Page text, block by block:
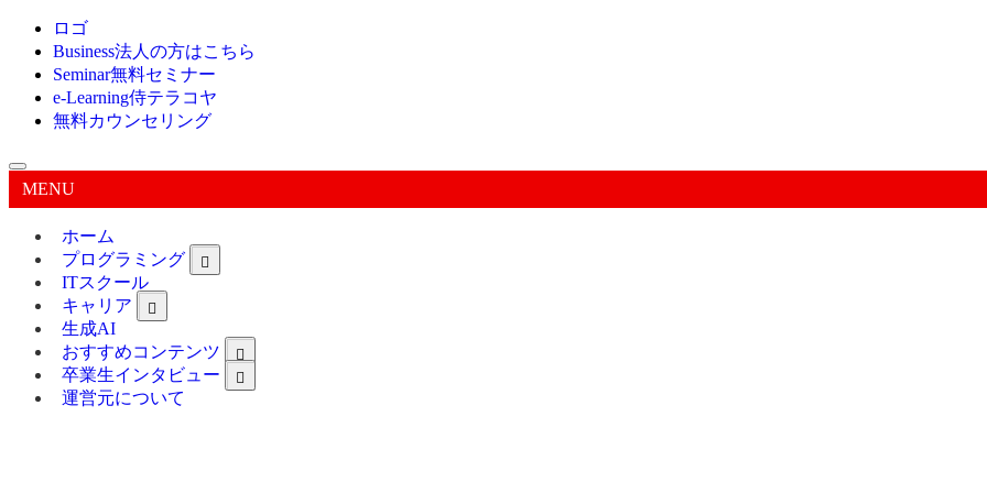
ロゴ
Business法人の方はこちら
Seminar無料セミナー
e-Learning侍テラコヤ
無料カウンセリング
MENU
ホーム
プログラミング
ITスクール
キャリア
生成AI
おすすめコンテンツ
卒業生インタビュー
運営元について